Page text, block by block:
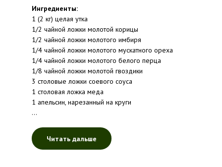
Ингредиенты:
1 (2 кг) целая утка
1/2 чайной ложки молотой корицы
1/2 чайной ложки молотого имбиря
1/4 чайной ложки молотого мускатного ореха
1/4 чайной ложки молотого белого перца
1/8 чайной ложки молотой гвоздики
3 столовые ложки соевого соуса
1 столовая ложка меда
1 апельсин, нарезанный на круги
...
Читать дальше